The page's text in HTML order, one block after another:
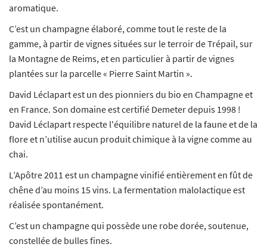
aromatique.
C’est un champagne élaboré, comme tout le reste de la
gamme, à partir de vignes situées sur le terroir de Trépail, sur
la Montagne de Reims, et en particulier à partir de vignes
plantées sur la parcelle « Pierre Saint Martin ».
David Léclapart est un des pionniers du bio en Champagne et
en France. Son domaine est certifié Demeter depuis 1998 !
David Léclapart respecte l'équilibre naturel de la faune et de la
flore et n’utilise aucun produit chimique à la vigne comme au
chai.
L’Apôtre 2011 est un champagne vinifié entièrement en fût de
chêne d’au moins 15 vins. La fermentation malolactique est
réalisée spontanément.
C’est un champagne qui possède une robe dorée, soutenue,
constellée de bulles fines.